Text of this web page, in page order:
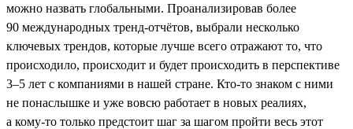
можно назвать глобальными. Проанализировав более
90 международных тренд-отчётов, выбрали несколько
ключевых трендов, которые лучше всего отражают то, что
происходило, происходит и будет происходить в перспективе
3–5 лет с компаниями в нашей стране. Кто-то знаком с ними
не понаслышке и уже вовсю работает в новых реалиях,
а кому-то только предстоит шаг за шагом пройти весь этот